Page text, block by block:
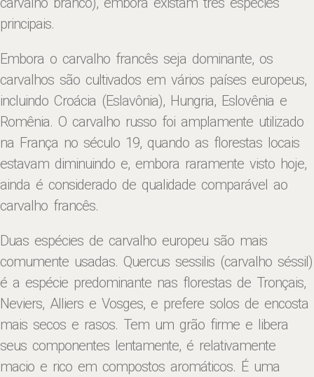
principais.
Embora o carvalho francês seja dominante, os
carvalhos são cultivados em vários países europeus,
incluindo Croácia (Eslavônia), Hungria, Eslovênia e
Romênia. O carvalho russo foi amplamente utilizado
na França no século 19, quando as florestas locais
estavam diminuindo e, embora raramente visto hoje,
ainda é considerado de qualidade comparável ao
carvalho francês.
Duas espécies de carvalho europeu são mais
comumente usadas. Quercus sessilis (carvalho séssil)
é a espécie predominante nas florestas de Tronçais,
Neviers, Alliers e Vosges, e prefere solos de encosta
mais secos e rasos. Tem um grão firme e libera
seus componentes lentamente, é relativamente
macio e rico em compostos aromáticos. É uma